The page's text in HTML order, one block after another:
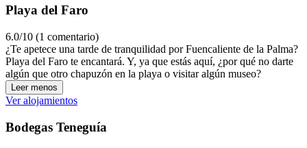
Playa del Faro
6.0/10 (1 comentario)
¿Te apetece una tarde de tranquilidad por Fuencaliente de la Palma?
Playa del Faro te encantará. Y, ya que estás aquí, ¿por qué no darte
algún que otro chapuzón en la playa o visitar algún museo?
Leer menos
Ver alojamientos
Bodegas Teneguía